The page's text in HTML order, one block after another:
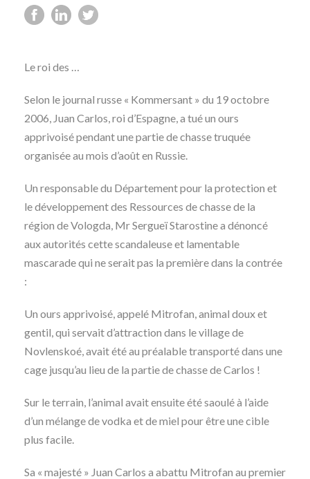
Le roi des …
Selon le journal russe « Kommersant » du 19 octobre
2006, Juan Carlos, roi d’Espagne, a tué un ours
apprivoisé pendant une partie de chasse truquée
organisée au mois d’août en Russie.
Un responsable du Département pour la protection et
le développement des Ressources de chasse de la
région de Vologda, Mr Sergueï Starostine a dénoncé
aux autorités cette scandaleuse et lamentable
mascarade qui ne serait pas la première dans la contrée
:
Un ours apprivoisé, appelé Mitrofan, animal doux et
gentil, qui servait d’attraction dans le village de
Novlenskoé, avait été au préalable transporté dans une
cage jusqu’au lieu de la partie de chasse de Carlos !
Sur le terrain, l’animal avait ensuite été saoulé à l’aide
d’un mélange de vodka et de miel pour être une cible
plus facile.
Sa « majesté » Juan Carlos a abattu Mitrofan au premier